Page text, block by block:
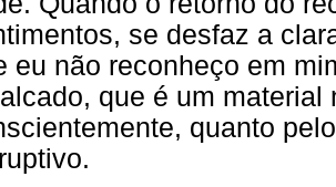
se desfaz a
eu não reconheço em
que é um material
quanto